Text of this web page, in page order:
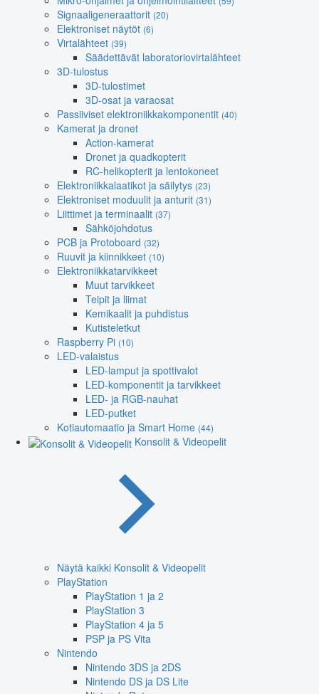
Signaaligeneraattorit (20)
Elektroniset näytöt (6)
Virtalähteet (39)
Säädettävät laboratoriovirtalähteet
3D-tulostus
3D-tulostimet
3D-osat ja varaosat
Passiiviset elektroniikkakomponentit (40)
Kamerat ja dronet
Action-kamerat
Dronet ja quadkopterit
RC-helikopterit ja lentokoneet
Elektroniikkalaatikot ja säilytys (23)
Elektroniset moduulit ja anturit (31)
Liittimet ja terminaalit (37)
Sähköjohdotus
PCB ja Protoboard (32)
Ruuvit ja kiinnikkeet (10)
Elektroniikkatarvikkeet
Muut tarvikkeet
Teipit ja liimat
Kemikaalit ja puhdistus
Kutisteletkut
Raspberry Pi (10)
LED-valaistus
LED-lamput ja spottivalot
LED-komponentit ja tarvikkeet
LED- ja RGB-nauhat
LED-putket
Kotiautomaatio ja Smart Home (44)
Konsolit & Videopelit
Näytä kaikki Konsolit & Videopelit
PlayStation
PlayStation 1 ja 2
PlayStation 3
PlayStation 4 ja 5
PSP ja PS Vita
Nintendo
Nintendo 3DS ja 2DS
Nintendo DS ja DS Lite